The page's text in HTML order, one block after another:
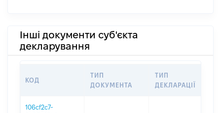
Інші документи суб'єкта
декларування
КОД
ТИП
ДОКУМЕНТА
ТИП
ДЕКЛАРАЦІЇ
106cf2c7-